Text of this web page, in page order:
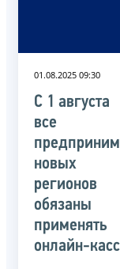
01.08.2025 09:30
С 1 августа
все
новых
регионов
обязаны
применять
онлайн-